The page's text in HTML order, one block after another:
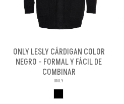
ONLY LESLY CÁRDIGAN COLOR
NEGRO - FORMAL Y FÁCIL DE
COMBINAR
ONLY